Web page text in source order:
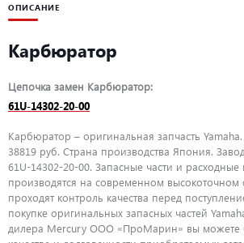
ОПИСАНИЕ
Карбюратор
Цепочка замен Карбюратор:
61U-14302-20-00
Карбюратор – оригинальная запчасть
38819 руб. Страна производства Япония.
61U-14302-20-00. Запасные части и расходные
производятся на современном высокоточном
проходят контроль качества перед
покупке оригинальных запасных частей
дилера Mercury ООО «ПроМарин» вы можете